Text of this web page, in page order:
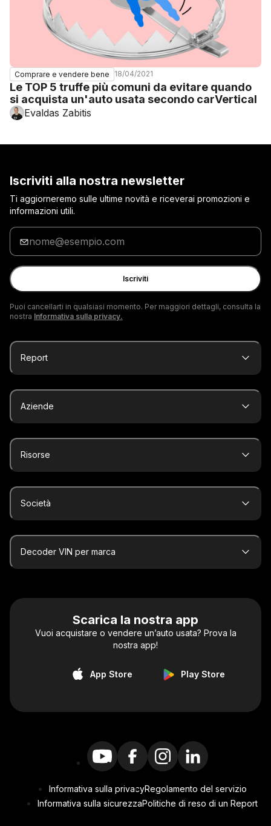
Comprare e vendere bene 18/04/2021
Le TOP 5 truffe più comuni da evitare quando
si acquista un'auto usata secondo carVertical
Evaldas Zabitis
Iscriviti alla nostra newsletter
Ti aggiorneremo sulle ultime novità e riceverai promozioni e
informazioni utili.
Inserisci
tua
e-
mail
Iscriviti
Puoi cancellarti in qualsiasi momento. Per maggiori dettagli, consulta la
nostra Informativa sulla privacy.
Report
Aziende
Risorse
Società
Decoder VIN per marca
Scarica la nostra app
Vuoi acquistare o vendere un’auto usata? Prova la
nostra app!
App Store Play Store
Informativa sulla privacyRegolamento del servizio
Informativa sulla sicurezzaPolitiche di reso di un Report